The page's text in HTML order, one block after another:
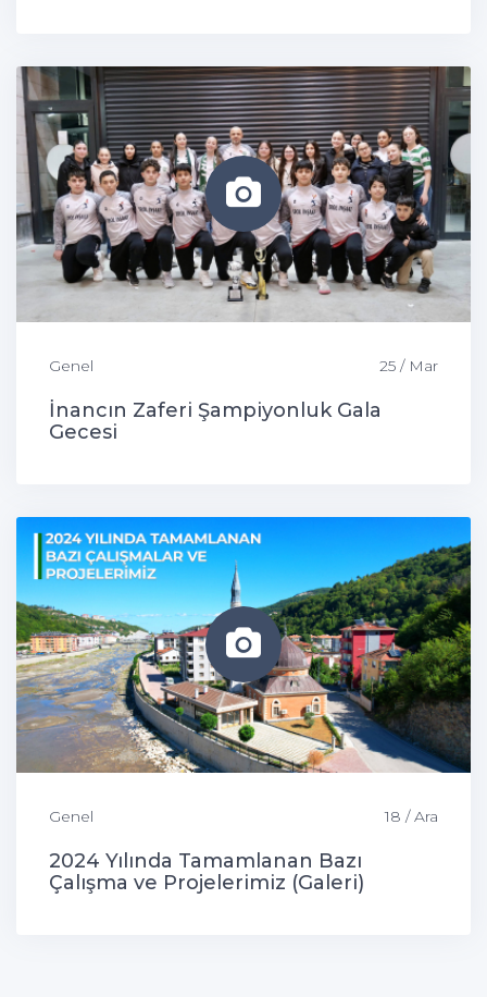
Genel 25 / Mar
İnancın Zaferi Şampiyonluk Gala
Gecesi
Genel 18 / Ara
2024 Yılında Tamamlanan Bazı
Çalışma ve Projelerimiz (Galeri)